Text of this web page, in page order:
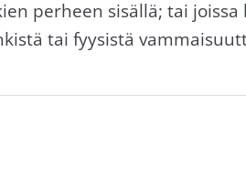
perheen sisällä; tai
tai fyysistä